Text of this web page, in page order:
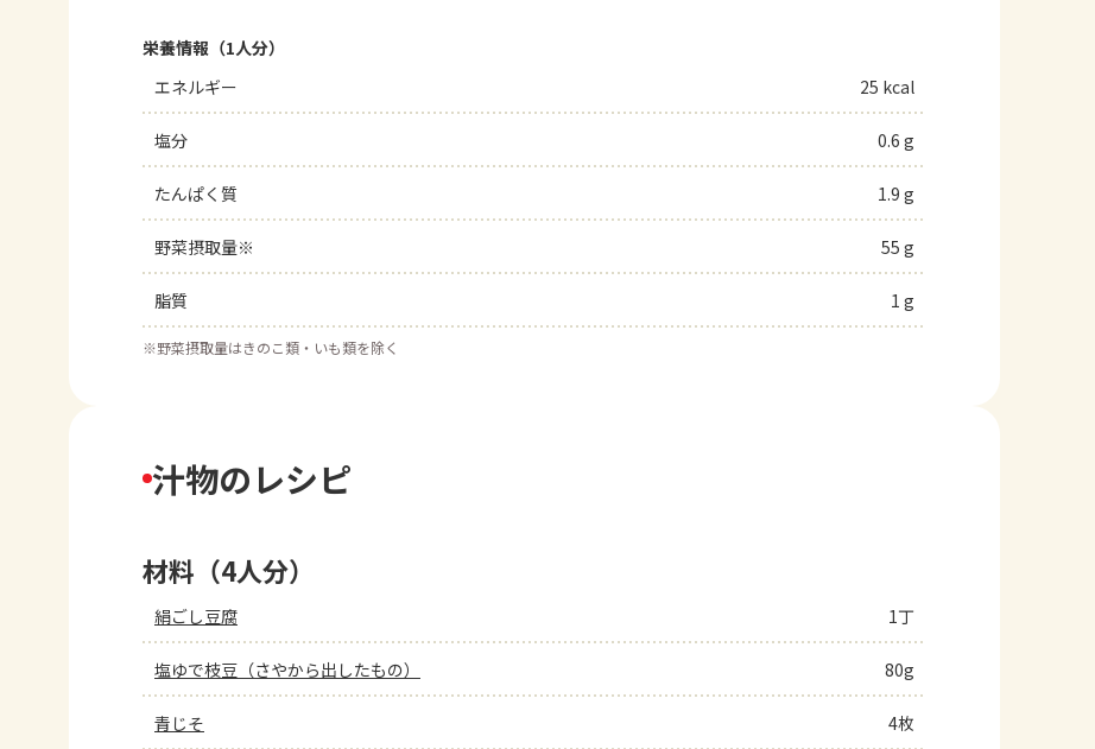
栄養情報（1人分）
エネルギー
25 kcal
塩分 0.6 g
たんぱく質 1.9 g
野菜摂取量※ 55 g
脂質 1 g
※野菜摂取量はきのこ類・いも類を除く
汁物のレシピ
材料（4人分）
絹ごし豆腐 1丁
塩ゆで枝豆（さやから出したもの） 80g
青じそ 4枚